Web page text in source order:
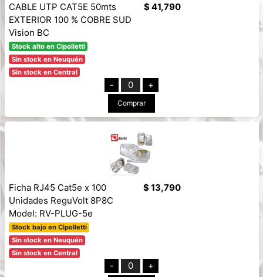
CABLE UTP CAT5E 50mts
EXTERIOR 100 % COBRE SUD
Vision BC
Stock alto en Cipolletti
Sin stock en Neuquén
Sin stock en Central
$ 41,790
- 0 +
Comprar
Ficha RJ45 Cat5e x 100
Unidades ReguVolt 8P8C
Model: RV-PLUG-5e
Stock bajo en Cipolletti
Sin stock en Neuquén
Sin stock en Central
$ 13,790
- 0 +